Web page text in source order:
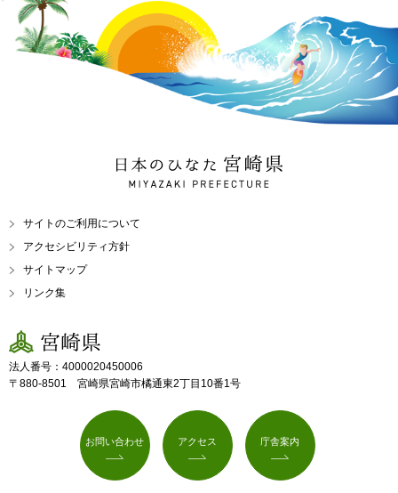
日本のひなた 宮崎県
MIYAZAKI PREFECTURE
サイトのご利用について
アクセシビリティ方針
サイトマップ
リンク集
宮崎県
法人番号：4000020450006
〒880-8501 宮崎県宮崎市橘通東2丁目10番1号
お問い合わせ アクセス 庁舎案内